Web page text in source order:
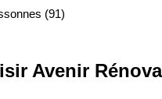
(91)
Avenir